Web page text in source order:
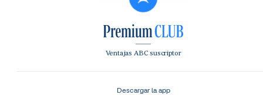
Ventajas ABC suscriptor
Descargar la app